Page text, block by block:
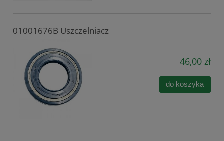
01001676B Uszczelniacz
46,00 zł
do koszyka